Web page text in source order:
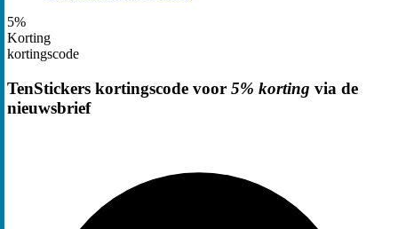
5%
Korting
kortingscode
TenStickers kortingscode voor 5% korting via de
nieuwsbrief